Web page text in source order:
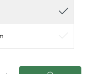
Wert ein oder benutze die